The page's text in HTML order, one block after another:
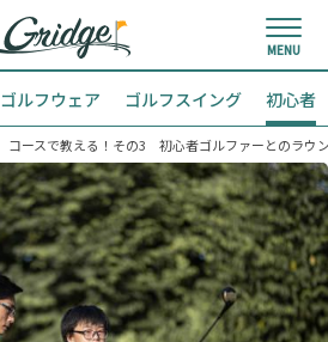
ゴルフウェア ゴルフスイング 初心者
コースで教える！その3 初心者ゴルファーとのラウ